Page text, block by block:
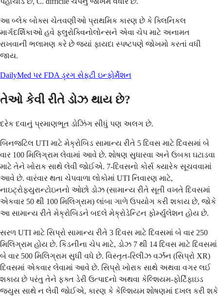
આ બ્લેક બોક્સ ચેતવણીઓ પ્રાથમિક કારણ છે કે ક્લિનિકલ
માર્ગદર્શિકાઓ હવે ફ્લુરોક્વિનોલોન્સને એવા ચેપ માટે અનામત
રાખવાની ભલામણ કરે છે જ્યાં ફાયદા સ્પષ્ટપણે જોખમો કરતાં વધી
જાય.
DailyMed પર FDA ડ્રગ સેફ્ટી ઇન્ફોર્મેશન
તેઓ કેવી રીતે ડોઝ થાય છે?
દરેક દવાનું પ્રમાણભૂત ડોઝિંગ સીધું પણ અલગ છે.
બિનજટિલ UTI માટે મેક્રોબિડ સામાન્ય રીતે 5 દિવસ માટે દિવસમાં બે
વાર 100 મિલિગ્રામ લેવામાં આવે છે. શોષણ સુધારવા અને ઉબકા ઘટાડવા
માટે તેને ખોરાક સાથે લેવી જોઈએ. 7-દિવસનો કોર્સ ક્યારેક સૂચવવામાં
આવે છે. વારંવાર થતા ચેપવાળા લોકોમાં UTI નિવારણ માટે,
નાઇટ્રોફ્યુરાન્ટોઇનનો ઓછો ડોઝ (સામાન્ય રીતે સૂતી વખતે દિવસમાં
એકવાર 50 થી 100 મિલિગ્રામ) લાંબા ગાળે ઉપયોગ કરી શકાય છે, જોકે
આ સામાન્ય રીતે મેક્રોબિડને બદલે મેક્રોડેન્ટિન ફોર્મ્યુલેશન હોય છે.
સરળ UTI માટે સિપ્રો સામાન્ય રીતે 3 દિવસ માટે દિવસમાં બે વાર 250
મિલિગ્રામ હોય છે. કિડનીના ચેપ માટે, ડોઝ 7 થી 14 દિવસ માટે દિવસમાં
બે વાર 500 મિલિગ્રામ સુધી વધે છે. વિસ્તૃત-રિલીઝ વર્ઝન (સિપ્રો XR)
દિવસમાં એકવાર લેવામાં આવે છે. સિપ્રો ખોરાક સાથે અથવા વગર લઈ
શકાય છે પરંતુ તેને ફક્ત ડેરી ઉત્પાદનો અથવા કેલ્શિયમ-ફોર્ટિફાઇડ
જ્યુસ સાથે ન લેવી જોઈએ, કારણ કે કેલ્શિયમ શોષણમાં દખલ કરી શકે